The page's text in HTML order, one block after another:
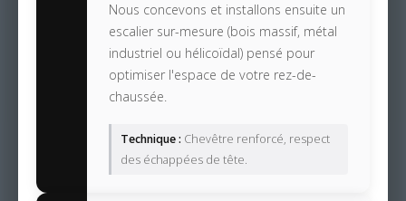
Nous concevons et installons ensuite un
escalier sur-mesure (bois massif, métal
industriel ou hélicoïdal) pensé pour
optimiser l'espace de votre rez-de-
chaussée.
Technique : Chevêtre renforcé, respect
des échappées de tête.